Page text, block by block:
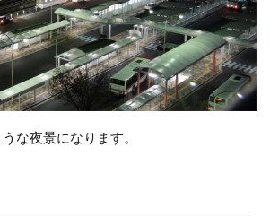
な夜景になります。